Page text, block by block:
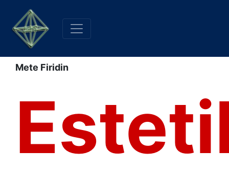
Mete Firidin